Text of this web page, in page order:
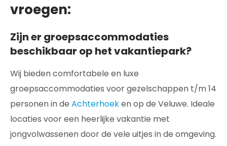
vroegen:
Zijn er groepsaccommodaties
beschikbaar op het vakantiepark?
Wij bieden comfortabele en luxe
groepsaccommodaties voor gezelschappen t/m 14
personen in de Achterhoeken op de Veluwe. Ideale
locaties voor een heerlijke vakantie met
jongvolwassenen door de vele uitjes in de omgeving.